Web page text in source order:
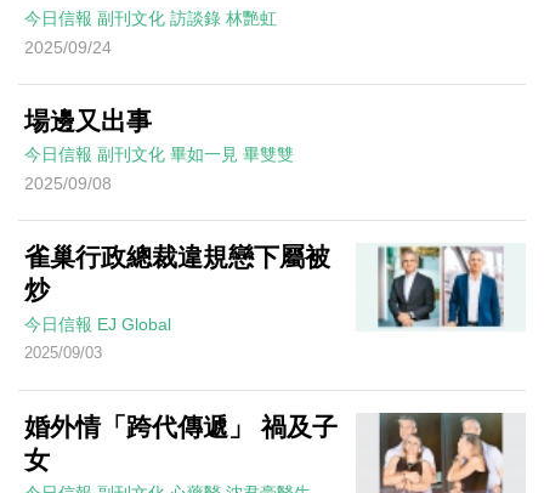
今日信報 副刊文化 訪談錄 林艷虹
2025/09/24
場邊又出事
今日信報 副刊文化 畢如一見 畢雙雙
2025/09/08
雀巢行政總裁違規戀下屬被
炒
今日信報 EJ Global
2025/09/03
婚外情「跨代傳遞」 禍及子
女